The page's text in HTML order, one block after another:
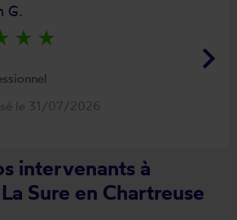
keyboard_arrow_right
G.
star_rate star_rate
le 31/07/2026
intervenants à
Sure en Chartreuse